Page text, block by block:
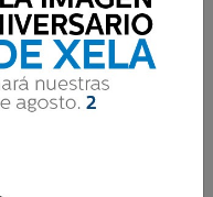
07:00